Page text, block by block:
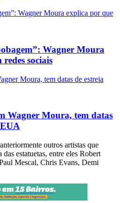
Wagner Moura
sociais
Wagner Moura, tem datas
outros artistas que
estatuetas, entre eles Robert
Mescal, Chris Evans, Demi